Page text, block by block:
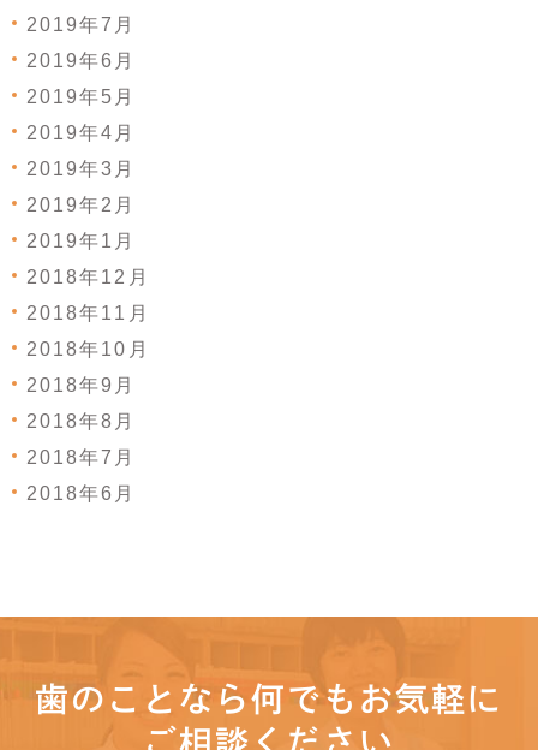
2019年7月
2019年6月
2019年5月
2019年4月
2019年3月
2019年2月
2019年1月
2018年12月
2018年11月
2018年10月
2018年9月
2018年8月
2018年7月
2018年6月
歯のことなら何でもお気軽に
ご相談ください